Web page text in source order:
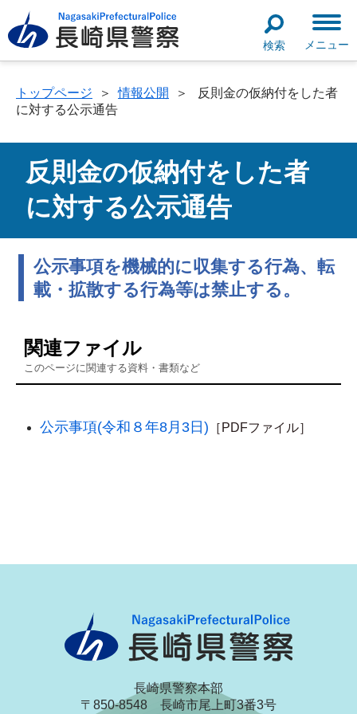
検索 メニュー
トップページ ＞ 情報公開 ＞
反則金の仮納付をした者
に対する公示通告
反則金の仮納付をした者
に対する公示通告
公示事項を機械的に収集する行為、転
載・拡散する行為等は禁止する。
関連ファイル
このページに関連する資料・書類など
公示事項(令和８年8月3日) ［PDFファイル］
長崎県警察本部
〒850-8548 長崎市尾上町3番3号